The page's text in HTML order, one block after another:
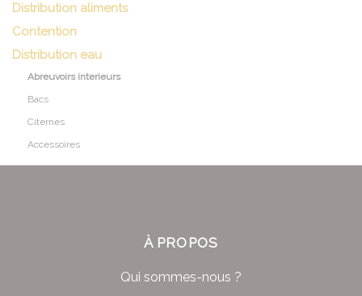
Distribution aliments
Contention
Distribution eau
Abreuvoirs interieurs
Bacs
Citernes
Accessoires
À PROPOS
Qui sommes-nous ?